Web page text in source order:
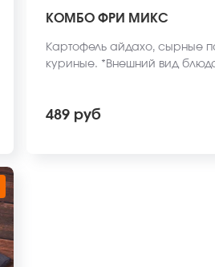
КОМБО ФРИ МИКС
Картофель айдахо, сырные
куриные. *Внешний вид
489 руб